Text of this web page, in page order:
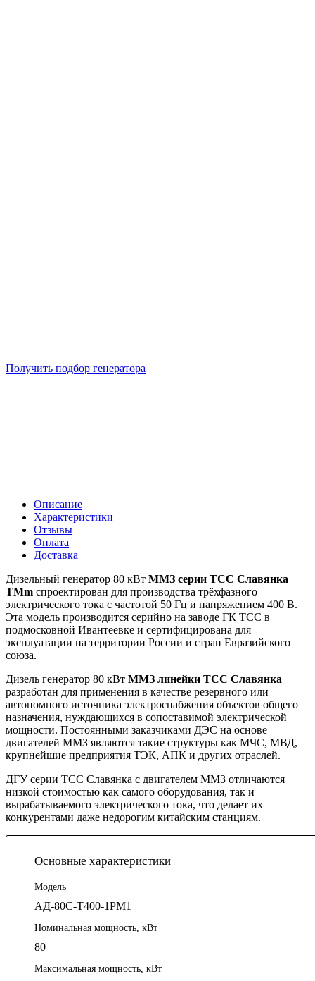
Получить подбор генератора
Описание
Характеристики
Отзывы
Оплата
Доставка
Дизельный генератор 80 кВт ММЗ серии ТСС Славянка
TMm спроектирован для производства трёхфазного
электрического тока с частотой 50 Гц и напряжением 400 В.
Эта модель производится серийно на заводе ГК ТСС в
подмосковной Ивантеевке и сертифицирована для
эксплуатации на территории России и стран Евразийского
союза.
Дизель генератор 80 кВт ММЗ линейки ТСС Славянка
разработан для применения в качестве резервного или
автономного источника электроснабжения объектов общего
назначения, нуждающихся в сопоставимой электрической
мощности. Постоянными заказчиками ДЭС на основе
двигателей ММЗ являются такие структуры как МЧС, МВД,
крупнейшие предприятия ТЭК, АПК и других отраслей.
ДГУ серии ТСС Славянка с двигателем ММЗ отличаются
низкой стоимостью как самого оборудования, так и
вырабатываемого электрического тока, что делает их
конкурентами даже недорогим китайским станциям.
Основные характеристики
Модель
АД-80С-Т400-1РМ1
Номинальная мощность, кВт
80
Максимальная мощность, кВт